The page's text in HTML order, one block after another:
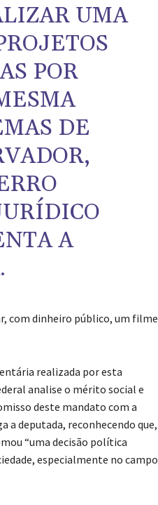
UMA
POR
DE
A
com dinheiro público, um filme
realizada por esta
analise o mérito social e
deste mandato com a
a deputada, reconhecendo que,
“uma decisão política
especialmente no campo